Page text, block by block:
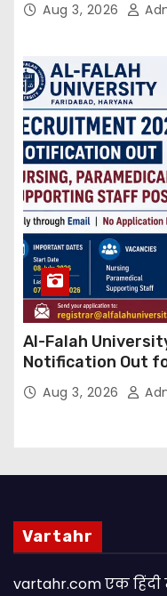
Aug 3, 2026
Al-Falah
Notification Out
Supporting Staff
Aug 3, 2026
Vartahr
vartahr.com एक